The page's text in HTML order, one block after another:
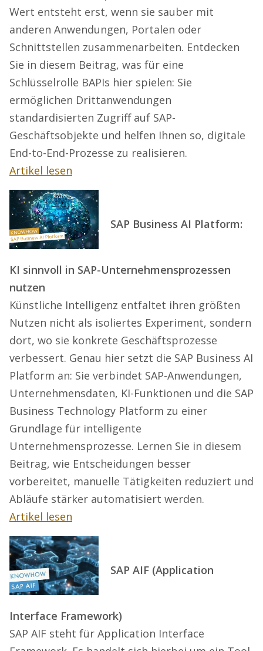
Wert entsteht erst, wenn sie sauber mit
anderen Anwendungen, Portalen oder
Schnittstellen zusammenarbeiten. Entdecken
Sie in diesem Beitrag, was für eine
Schlüsselrolle BAPIs hier spielen: Sie
ermöglichen Drittanwendungen
standardisierten Zugriff auf SAP-
Geschäftsobjekte und helfen Ihnen so, digitale
End-to-End-Prozesse zu realisieren.
Artikel lesen
SAP Business AI Platform:
KI sinnvoll in SAP-Unternehmensprozessen
nutzen
Künstliche Intelligenz entfaltet ihren größten
Nutzen nicht als isoliertes Experiment, sondern
dort, wo sie konkrete Geschäftsprozesse
verbessert. Genau hier setzt die SAP Business AI
Platform an: Sie verbindet SAP-Anwendungen,
Unternehmensdaten, KI-Funktionen und die SAP
Business Technology Platform zu einer
Grundlage für intelligente
Unternehmensprozesse. Lernen Sie in diesem
Beitrag, wie Entscheidungen besser
vorbereitet, manuelle Tätigkeiten reduziert und
Abläufe stärker automatisiert werden.
Artikel lesen
SAP AIF (Application
Interface Framework)
SAP AIF steht für Application Interface